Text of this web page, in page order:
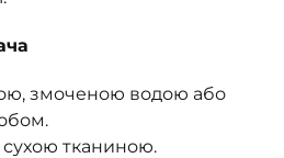
змоченою водою або
тканиною.